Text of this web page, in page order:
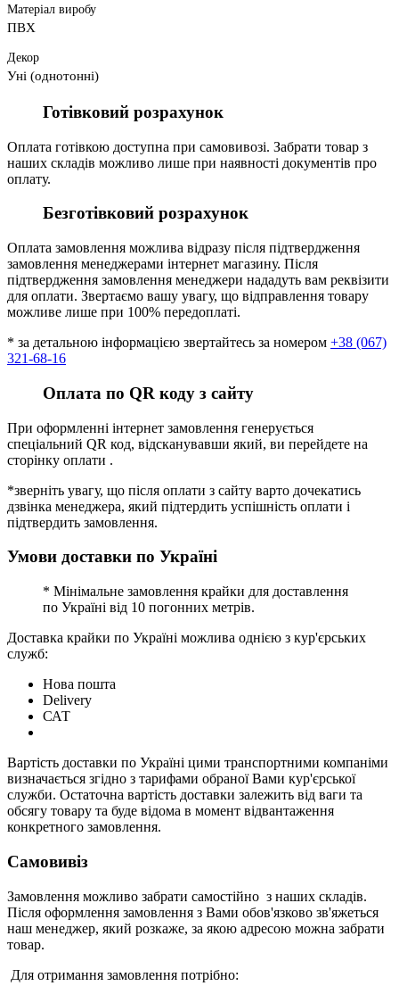
Матеріал виробу
ПВХ
Декор
Уні (однотонні)
Готівковий розрахунок
Оплата готівкою доступна при самовивозі. Забрати товар з
наших складів можливо лише при наявності документів про
оплату.
Безготівковий розрахунок
Оплата замовлення можлива відразу після підтвердження
замовлення менеджерами інтернет магазину. Після
підтвердження замовлення менеджери нададуть вам реквізити
для оплати. Звертаємо вашу увагу, що відправлення товару
можливе лише при 100% передоплаті.
* за детальною інформацією звертайтесь за номером +38 (067)
321-68-16
Оплата по QR коду з сайту
При оформленні інтернет замовлення генерується
спеціальний QR код, відсканувавши який, ви перейдете на
сторінку оплати .
*зверніть увагу, що після оплати з сайту варто дочекатись
дзвінка менеджера, який підтердить успішність оплати і
підтвердить замовлення.
Умови доставки по Україні
* Мінімальне замовлення крайки для доставлення
по Україні від 10 погонних метрів.
Доставка крайки по Україні можлива однією з кур'єрських
служб:
Нова пошта
Delivery
САТ
Вартість доставки по Україні цими транспортними компаніми
визначається згідно з тарифами обраної Вами кур'єрської
служби. Остаточна вартість доставки залежить від ваги та
обсягу товару та буде відома в момент відвантаження
конкретного замовлення.
Самовивіз
Замовлення можливо забрати самостійно з наших складів.
Після оформлення замовлення з Вами обов'язково зв'яжеться
наш менеджер, який розкаже, за якою адресою можна забрати
товар.
Для отримання замовлення потрібно: